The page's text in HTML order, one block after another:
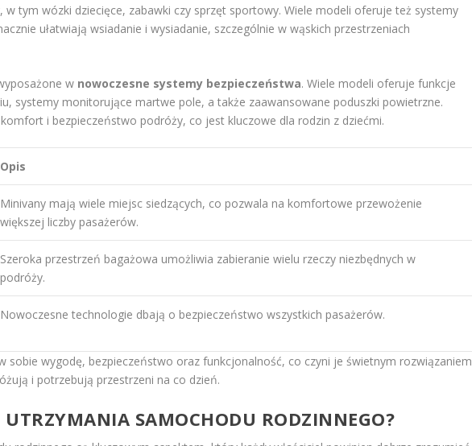
w tym wózki dziecięce, zabawki czy sprzęt sportowy. Wiele modeli oferuje też systemy
ułatwiają wsiadanie i wysiadanie, szczególnie w wąskich przestrzeniach
w nowoczesne systemy bezpieczeństwa. Wiele modeli oferuje funkcje
systemy monitorujące martwe pole, a także zaawansowane poduszki powietrzne.
i bezpieczeństwo podróży, co jest kluczowe dla rodzin z dziećmi.
Opis
Minivany mają wiele miejsc siedzących, co pozwala na komfortowe przewożenie
większej liczby pasażerów.
Szeroka przestrzeń bagażowa umożliwia zabieranie wielu rzeczy niezbędnych w
podróży.
Nowoczesne technologie dbają o bezpieczeństwo wszystkich pasażerów.
sobie wygodę, bezpieczeństwo oraz funkcjonalność, co czyni je świetnym rozwiązaniem
i potrzebują przestrzeni na co dzień.
UTRZYMANIA SAMOCHODU RODZINNEGO?